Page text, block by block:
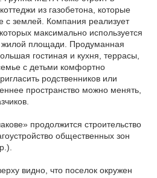
из газобетона, которые
с землей. Компания реализует
максимально используется
жилой площади. Продуманная
гостиная и кухня, террасы,
с детьми комфортно
родственников или
пространство можно менять,
продолжится строительство
общественных зон
видно, что поселок окружен